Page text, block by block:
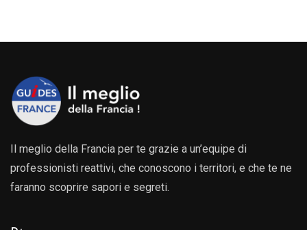
309.00€
Il meglio della Francia per te grazie a un’equipe di
professionisti reattivi, che conoscono i territori, e che te ne
faranno scoprire sapori e segreti.